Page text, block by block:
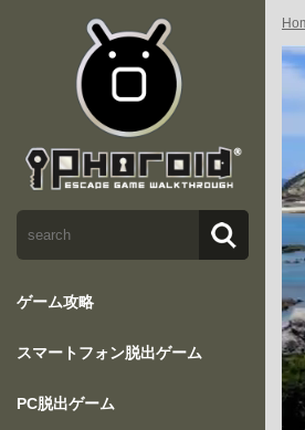
ゲーム攻略
スマートフォン脱出ゲーム
PC脱出ゲーム